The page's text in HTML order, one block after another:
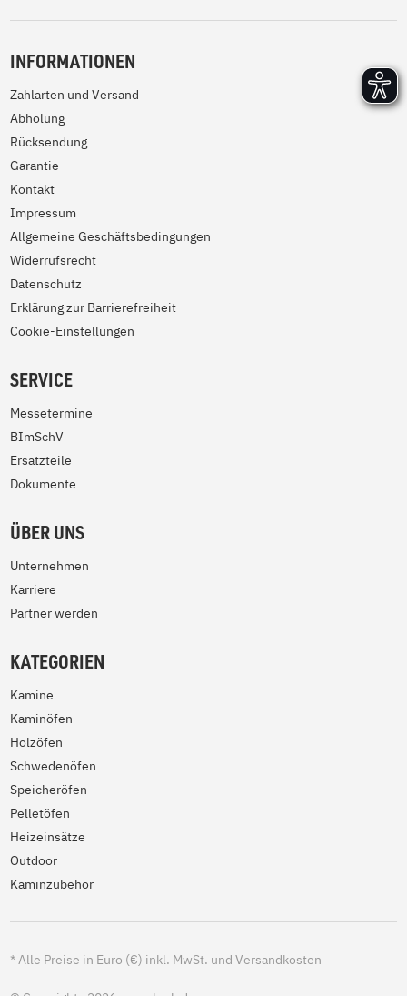
INFORMATIONEN
Zahlarten und Versand
Abholung
Rücksendung
Garantie
Kontakt
Impressum
Allgemeine Geschäftsbedingungen
Widerrufsrecht
Datenschutz
Erklärung zur Barrierefreiheit
Cookie-Einstellungen
SERVICE
Messetermine
BImSchV
Ersatzteile
Dokumente
ÜBER UNS
Unternehmen
Karriere
Partner werden
KATEGORIEN
Kamine
Kaminöfen
Holzöfen
Schwedenöfen
Speicheröfen
Pelletöfen
Heizeinsätze
Outdoor
Kaminzubehör
*Alle Preise in Euro (€) inkl. MwSt. und Versandkosten